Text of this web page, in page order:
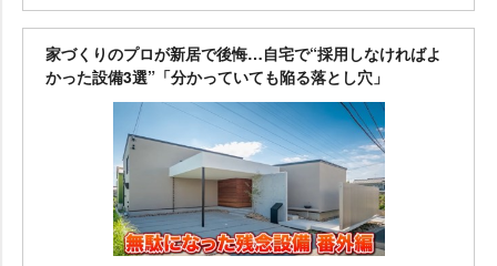
家づくりのプロが新居で後悔…自宅で“採用しなければよ
かった設備3選”「分かっていても陥る落とし穴」